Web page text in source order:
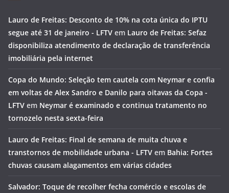
Lauro de Freitas: Desconto de 10% na cota única do IPTU
segue até 31 de janeiro - LFTV em Lauro de Freitas: Sefaz
disponibiliza atendimento de declaração de transferência
imobiliária pela internet
Copa do Mundo: Seleção tem cautela com Neymar e confia
em voltas de Alex Sandro e Danilo para oitavas da Copa -
LFTV em Neymar é examinado e continua tratamento no
tornozelo nesta sexta-feira
Lauro de Freitas: Final de semana de muita chuva e
transtornos de mobilidade urbana - LFTV em Bahia: Fortes
chuvas causam alagamentos em várias cidades
Salvador: Toque de recolher fecha comércio e escolas de